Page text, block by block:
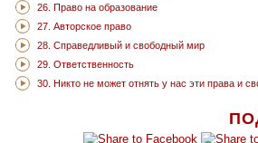
26. Право на образование
27. Авторское право
28. Справедливый и свободный мир
29. Ответственность
30. Никто не может отнять у нас эти права и